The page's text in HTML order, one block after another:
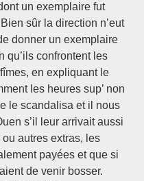
un exemplaire fut
sûr la direction n’eut
donner un exemplaire
qu’ils confrontent les
en expliquant le
les heures sup’ non
le scandalisa et il nous
s’il leur arrivait aussi
autres extras, les
payées et que si
de venir bosser.